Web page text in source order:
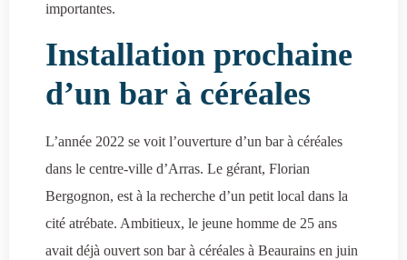
importantes.
Installation prochaine
d’un bar à céréales
L’année 2022 se voit l’ouverture d’un bar à céréales
dans le centre-ville d’Arras. Le gérant, Florian
Bergognon, est à la recherche d’un petit local dans la
cité atrébate. Ambitieux, le jeune homme de 25 ans
avait déjà ouvert son bar à céréales à Beaurains en juin